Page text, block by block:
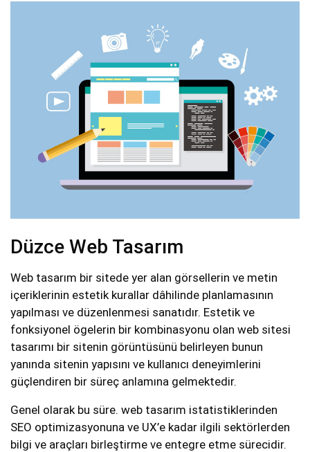
Düzce Web Tasarım
Web tasarım bir sitede yer alan görsellerin ve metin
içeriklerinin estetik kurallar dâhilinde planlamasının
yapılması ve düzenlenmesi sanatıdır. Estetik ve
fonksiyonel ögelerin bir kombinasyonu olan web sitesi
tasarımı bir sitenin görüntüsünü belirleyen bunun
yanında sitenin yapısını ve kullanıcı deneyimlerini
güçlendiren bir süreç anlamına gelmektedir.
Genel olarak bu süre. web tasarım istatistiklerinden
SEO optimizasyonuna ve UX’e kadar ilgili sektörlerden
bilgi ve araçları birleştirme ve entegre etme sürecidir.